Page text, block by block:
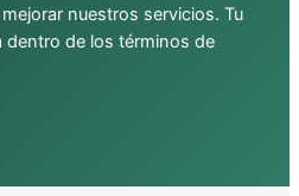
mejorar nuestros servicios. Tu
dentro de los términos de